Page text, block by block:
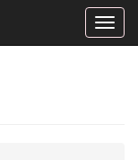
Toggle